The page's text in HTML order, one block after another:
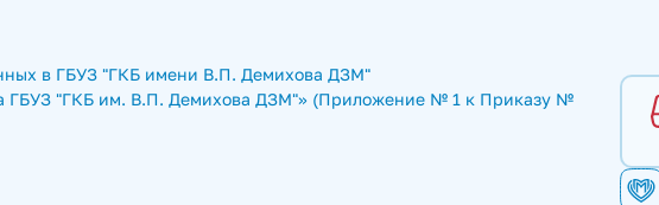
в ГБУЗ "ГКБ имени В.П. Демихова ДЗМ"
ГБУЗ "ГКБ им. В.П. Демихова ДЗМ"» (Приложение № 1 к Приказу №